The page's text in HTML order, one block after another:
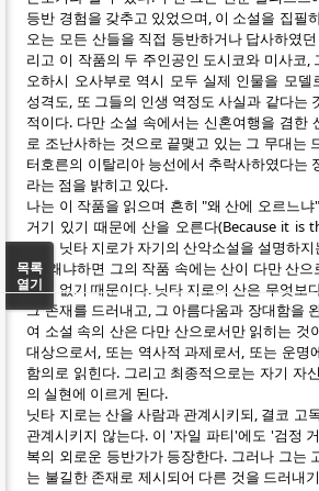
등반 경험을 갖추고 있었으며, 이 소설을 집필
오는 모든 산들을 직접 등반하거나 답사하였
리고 이 작품의 두 주인공인 도시코와 미사코,
오하시 오사부로 역시 모두 실제 인물을 모델
성격도, 또 그들의 인생 역정도 사실과 같다는
적이다. 다만 소설 속에서는 신혼여행을 겸한
로 조난사하는 것으로 끝맺고 있는 그 무대는
터호른의 이탈리아 능선에서 추락사하였다는
라는 점을 밝히고 있다.
나는 이 작품을 읽으며 흔히 "왜 산에 오르느
거기 있기 때문에 산을 오른다(Because it is
말로 닛타 지로가 자기의 산악소설을 설명하
다. 왜냐하면 그의 작품 속에는 산이 다만 산
거의 없기 때문이다. 닛타 지로의 산은 무엇보
그 존재를 드러내고, 그 아름다움과 장대함을
여 소설 속의 산은 다만 산으로서만 읽히는 것
대상으로서, 또는 역사적 과제로서, 또는 운명
함의로 읽힌다. 그리고 최종적으로는 자기 자
의 실현에 이르게 된다.
닛타 지로는 산을 사람과 관계시키되, 결코 고
관계시키지 않는다. 이 '자일 파티'에도 '검정
복의 외로운 등반가가 등장한다. 그러나 그는
는 불길한 존재로 제시되어 다른 것을 드러내
목록
열기